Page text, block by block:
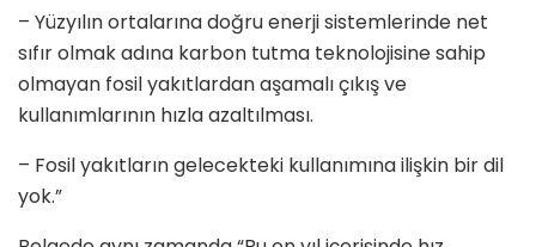
– Yüzyılın ortalarına doğru enerji sistemlerinde net
sıfır olmak adına karbon tutma teknolojisine sahip
olmayan fosil yakıtlardan aşamalı çıkış ve
kullanımlarının hızla azaltılması.
– Fosil yakıtların gelecekteki kullanımına ilişkin bir dil
yok.”